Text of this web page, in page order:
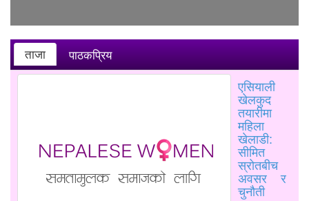
ताजा पाठकप्रिय
एसियाली
खेलकुद
तयारीमा
महिला
खेलाडी:
सीमित
स्रोतबीच
अवसर र
चुनौती